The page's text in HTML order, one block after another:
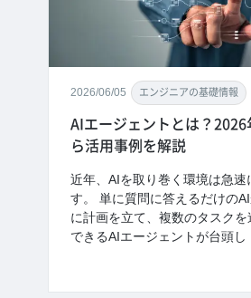
2026/06/05 エンジニアの基礎情報
AIエージェントとは？
ら活用事例を解説
近年、AIを取り巻く環境は急速
す。 単に質問に答えるだけの
に計画を立て、複数のタスク
できるAIエージェントが台頭し